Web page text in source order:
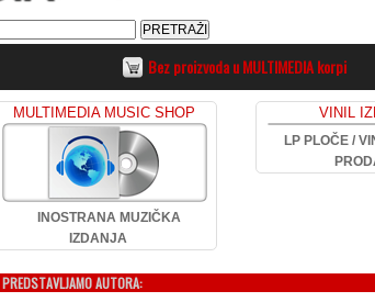
Bez proizvoda u MULTIMEDIA korpi
MULTIMEDIA MUSIC SHOP
INOSTRANA MUZIČKA
IZDANJA
VINIL
LP PLOČE /
PREDSTAVLJAMO AUTORA: